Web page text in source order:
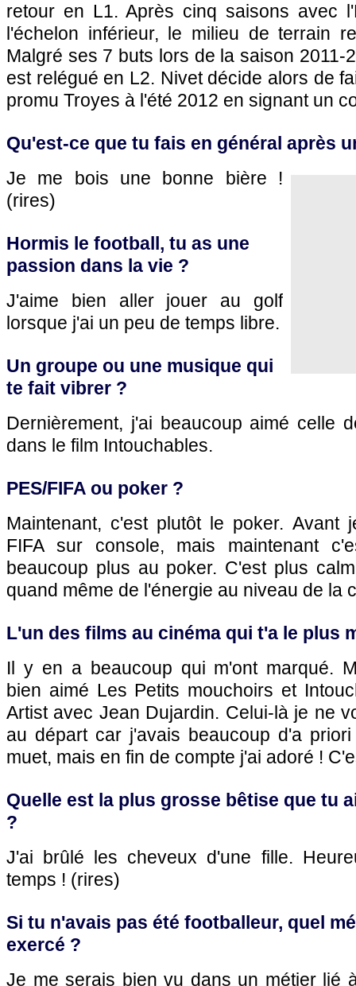
retour en L1. Après cinq saisons avec
l'échelon inférieur, le milieu de terrain
Malgré ses 7 buts lors de la saison 2011-
est relégué en L2. Nivet décide alors de
promu Troyes à l'été 2012 en signant un
Qu'est-ce que tu fais en général après
Je me bois une bonne bière !
(rires)
Hormis le football, tu as une
passion dans la vie ?
J'aime bien aller jouer au golf
lorsque j'ai un peu de temps libre.
Un groupe ou une musique qui
te fait vibrer ?
Dernièrement, j'ai beaucoup aimé celle
dans le film Intouchables.
PES/FIFA ou poker ?
Maintenant, c'est plutôt le poker. Avant
FIFA sur console, mais maintenant
beaucoup plus au poker. C'est plus
quand même de l'énergie au niveau de la
L'un des films au cinéma qui t'a le plus
Il y en a beaucoup qui m'ont marqué.
bien aimé Les Petits mouchoirs et
Artist avec Jean Dujardin. Celui-là je ne
au départ car j'avais beaucoup d'a
muet, mais en fin de compte j'ai adoré !
Quelle est la plus grosse bêtise que tu
?
J'ai brûlé les cheveux d'une fille.
temps ! (rires)
Si tu n'avais pas été footballeur, quel
exercé ?
Je me serais bien vu dans un métier lié